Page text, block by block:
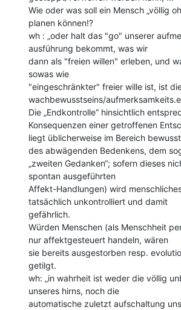
Wie oder was soll ein Mensch „völlig
planen können!?
wh : „oder halt das "go" unserer
ausführung bekommt, was wir
dann als "freien willen" erleben, und
sowas wie
"eingeschränkter" freier wille ist, ist
wachbewusstseins/
Die „Endkontrolle“ hinsichtlich
Konsequenzen einer getroffenen
liegt üblicherweise im Bereich
des abwägenden Bedenkens, dem
„zweiten Gedanken“; sofern dieses
spontan ausgeführten
Affekt-Handlungen) wird
tatsächlich unkontrolliert und damit
gefährlich.
Würden Menschen (als Menschheit
nur affektgesteuert handeln, wären
sie bereits ausgestorben resp.
getilgt.
wh: „in wahrheit ist weder die völlig
unseres hirns, noch die
automatische zuletzt aufschaltung